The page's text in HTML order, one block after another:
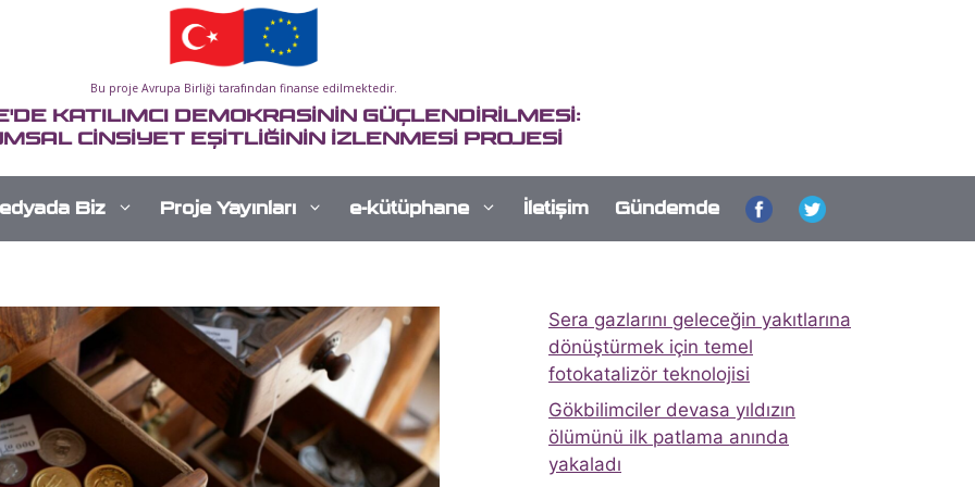
Bu proje Avrupa Birliği tarafından finanse edilmektedir.
KATILIMCI DEMOKRASİNİN GÜÇLENDİRİLMESİ:
CİNSİYET EŞİTLİĞİNİN İZLENMESİ PROJESİ
Biz Proje Yayınları e-kütüphane İletişim Gündemde
Sera gazlarını geleceğin yakıtlarına
dönüştürmek için temel
fotokatalizör teknolojisi
Gökbilimciler devasa yıldızın
ölümünü ilk patlama anında
yakaladı